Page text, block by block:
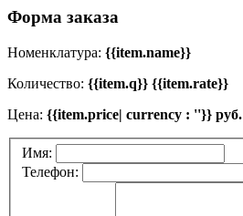
Форма заказа
Номенклатура: {{item.name}}
Количество: {{item.q}} {{item.rate}}
Цена: {{item.price| currency : ''}} руб.
Имя:
Телефон: